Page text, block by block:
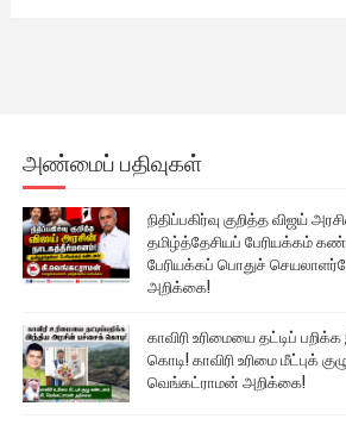
அண்மைப் பதிவுகள்
நிதிப்பகிர்வு குறித்த விஜய்
தமிழ்த்தேசியப் பேரியக்கம்
பேரியக்கப் பொதுச்
அறிக்கை!
காவிரி உரிமையை தட்டிப்
கொடி! காவிரி உரிமை மீட்புக்
வெங்கட்ராமன் அறிக்கை!